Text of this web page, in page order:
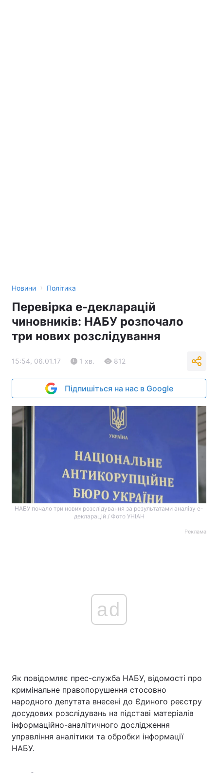
Новини › Політика
Перевірка е-декларацій
чиновників: НАБУ розпочало
три нових розслідування
15:54, 06.01.17 1 хв. 812
Підпишіться на нас в Google
НАБУ почало три нових розслідування за результатами аналізу е-
декларацій / Фото УНІАН
Реклама
ad
Як повідомляє прес-служба НАБУ, відомості про
кримінальне правопорушення стосовно
народного депутата внесені до Єдиного реєстру
досудових розслідувань на підставі матеріалів
інформаційно-аналітичного дослідження
управління аналітики та обробки інформації
НАБУ.